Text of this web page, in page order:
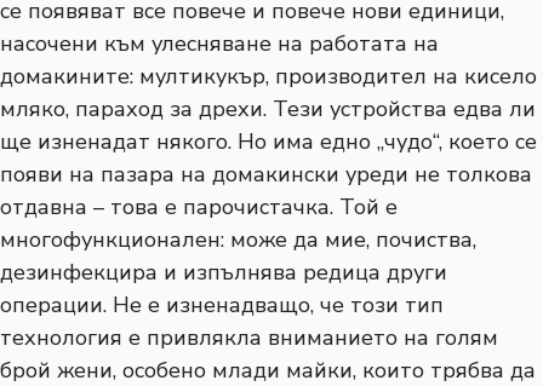
се появяват все повече и повече нови единици,
насочени към улесняване на работата на
домакините: мултикукър, производител на кисело
мляко, параход за дрехи. Тези устройства едва ли
ще изненадат някого. Но има едно „чудо“, което се
появи на пазара на домакински уреди не толкова
отдавна – това е парочистачка. Той е
многофункционален: може да мие, почиства,
дезинфекцира и изпълнява редица други
операции. Не е изненадващо, че този тип
технология е привлякла вниманието на голям
брой жени, особено млади майки, които трябва да